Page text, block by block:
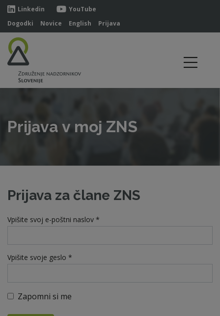
Linkedin
YouTube
Dogodki
Novice English Prijava
Prijava v moj ZNS
Prijava za člane ZNS
Vpišite svoj e-poštni naslov *
Vpišite svoje geslo *
Zapomni si me